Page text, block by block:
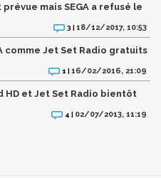
mais SEGA a refusé le
3 |18/12/2017, 10:53
comme Jet Set Radio gratuits
1 |16/02/2016, 21:09
HD et Jet Set Radio bientôt
4 | 02/07/2013, 11:19